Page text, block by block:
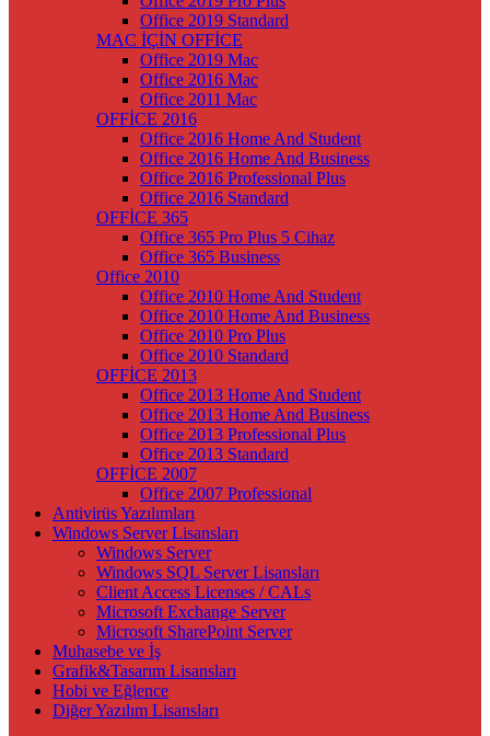
Office 2019 Standard
MAC İÇİN OFFİCE
Office 2019 Mac
Office 2016 Mac
Office 2011 Mac
OFFİCE 2016
Office 2016 Home And Student
Office 2016 Home And Business
Office 2016 Professional Plus
Office 2016 Standard
OFFİCE 365
Office 365 Pro Plus 5 Cihaz
Office 365 Business
Office 2010
Office 2010 Home And Student
Office 2010 Home And Business
Office 2010 Pro Plus
Office 2010 Standard
OFFİCE 2013
Office 2013 Home And Student
Office 2013 Home And Business
Office 2013 Professional Plus
Office 2013 Standard
OFFİCE 2007
Office 2007 Professional
Antivirüs Yazılımları
Windows Server Lisansları
Windows Server
Windows SQL Server Lisansları
Client Access Licenses / CALs
Microsoft Exchange Server
Microsoft SharePoint Server
Muhasebe ve İş
Grafik&Tasarım Lisansları
Hobi ve Eğlence
Diğer Yazılım Lisansları